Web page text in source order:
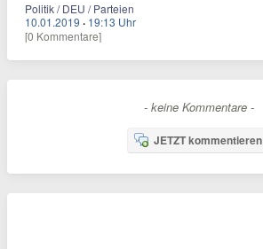
Politik / DEU / Parteien
10.01.2019 · 19:13 Uhr
[0 Kommentare]
- keine Kommentare -
JETZT kommentieren